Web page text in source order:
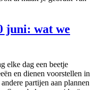
juni: wat we
elke dag een beetje
en dienen voorstellen in
partijen aan plannen